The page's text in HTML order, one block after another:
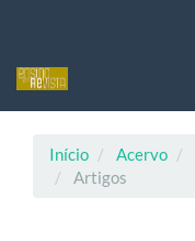
principal
Início Acervo
Artigos